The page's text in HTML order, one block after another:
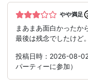
やや満足
まあまあ面白かったか
最後は残念でしたけど。
投稿日時：2026-08-
パーティーに参加）